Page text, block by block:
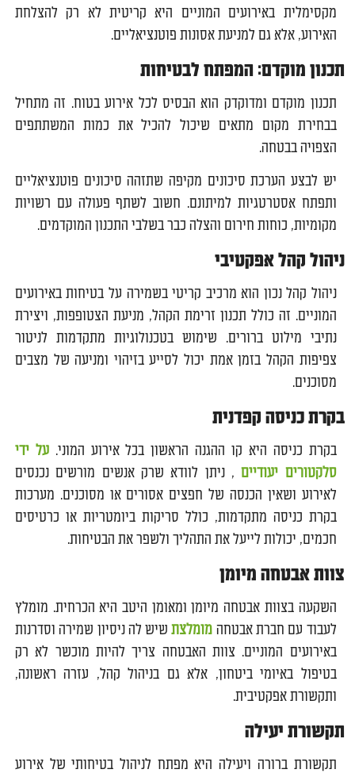
מקסימלית באירועים המוניים היא קריטית לא רק להצלחת
האירוע, אלא גם למניעת אסונות פוטנציאליים.
תכנון מוקדם: המפתח לבטיחות
תכנון מוקדם ומדוקדק הוא הבסיס לכל אירוע בטוח. זה מתחיל
בבחירת מקום מתאים שיכול להכיל את כמות המשתתפים
הצפויה בבטחה.
יש לבצע הערכת סיכונים מקיפה שתזהה סיכונים פוטנציאליים
ותפתח אסטרטגיות למיתונם. חשוב לשתף פעולה עם רשויות
מקומיות, כוחות חירום והצלה כבר בשלבי התכנון המוקדמים.
ניהול קהל אפקטיבי
ניהול קהל נכון הוא מרכיב קריטי בשמירה על בטיחות באירועים
המוניים. זה כולל תכנון זרימת הקהל, מניעת הצטופפות, ויצירת
נתיבי מילוט ברורים. שימוש בטכנולוגיות מתקדמות לניטור
צפיפות הקהל בזמן אמת יכול לסייע בזיהוי ומניעה של מצבים
מסוכנים.
בקרת כניסה קפדנית
בקרת כניסה היא קו ההגנה הראשון בכל אירוע המוני.על ידי
סלקטורים יעודיים, ניתן לוודא שרק אנשים מורשים נכנסים
לאירוע ושאין הכנסה של חפצים אסורים או מסוכנים. מערכות
בקרת כניסה מתקדמות, כולל סריקות ביומטריות או כרטיסים
חכמים, יכולות לייעל את התהליך ולשפר את הבטיחות.
צוות אבטחה מיומן
השקעה בצוות אבטחה מיומן ומאומן היטב היא הכרחית. מומלץ
לעבוד עם חברת אבטחה מומלצתשיש לה ניסיון שמירה וסדרנות
באירועים המוניים. צוות האבטחה צריך להיות מוכשר לא רק
בטיפול באיומי ביטחון, אלא גם בניהול קהל, עזרה ראשונה,
ותקשורת אפקטיבית.
תקשורת יעילה
תקשורת ברורה ויעילה היא מפתח לניהול בטיחותי של אירוע